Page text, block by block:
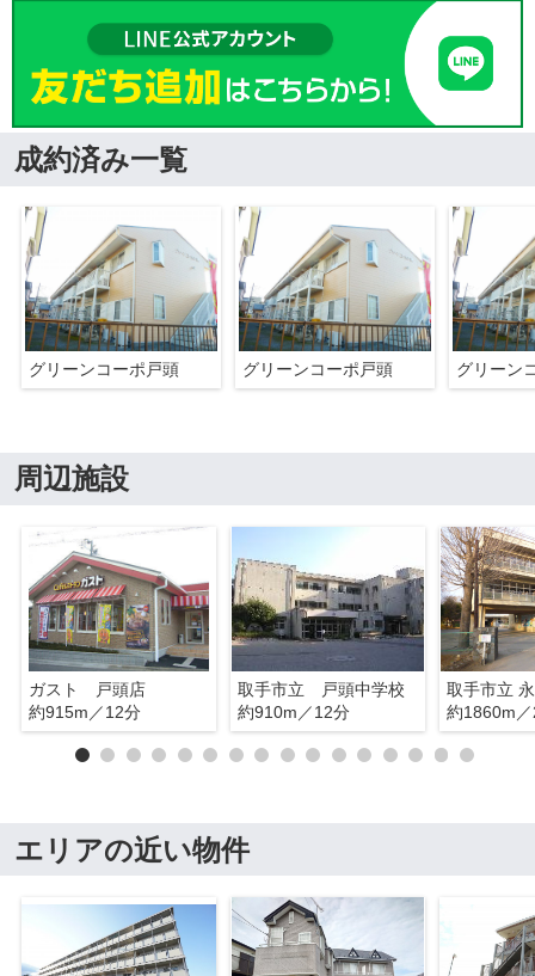
成約済み一覧
グリーンコーポ戸頭 グリーンコーポ戸頭 グリーン
周辺施設
ガスト 戸頭店
約915m／12分
取手市立 戸頭中学校
約910m／12分
取手市立
約1860m
エリアの近い物件